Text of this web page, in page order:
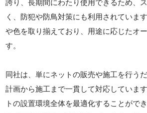
誇り、長期間にわたり使用できるため、
く、防犯や防鳥対策にも利用されていま
や色を取り揃えており、用途に応じたオ
す。
同社は、単にネットの販売や施工を行う
計画から施工まで一貫して対応していま
トの設置環境全体を最適化することがで